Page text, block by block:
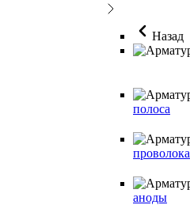
Назад
полоса
проволока
аноды